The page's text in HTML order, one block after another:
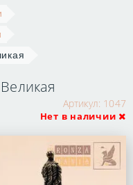
Артикул: 1047
Нет в наличии